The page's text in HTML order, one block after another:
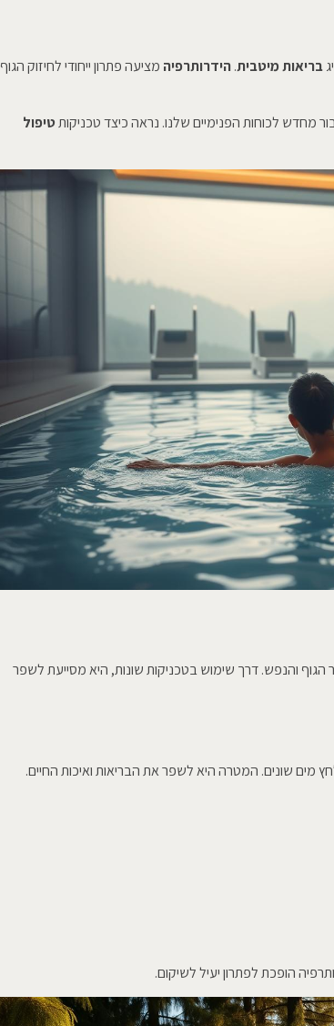
בריאות מיטבית.הידרותרפיה מציעה פתרון ייחודי לחיזוק הגוף
לכוחות הפנימיים שלנו. נראה כיצד טכניקותטיפול
והנפש. דרך שימוש בטכניקות שונות, היא מסייעת לשפר
מים שונים. המטרה היא לשפר את הבריאות ואיכות החיים.
הופכת לפתרון יעיל לשיקום.